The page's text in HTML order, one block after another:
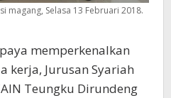
magang, Selasa 13 Februari 2018.
memperkenalkan
kerja, Jurusan Syariah
Teungku Dirundeng